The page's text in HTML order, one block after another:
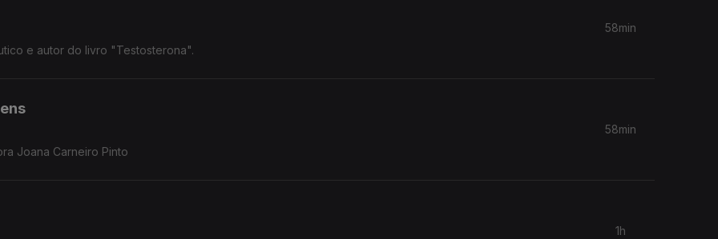
e autor do livro "Testosterona".
58min
Joana Carneiro Pinto
58min
1h